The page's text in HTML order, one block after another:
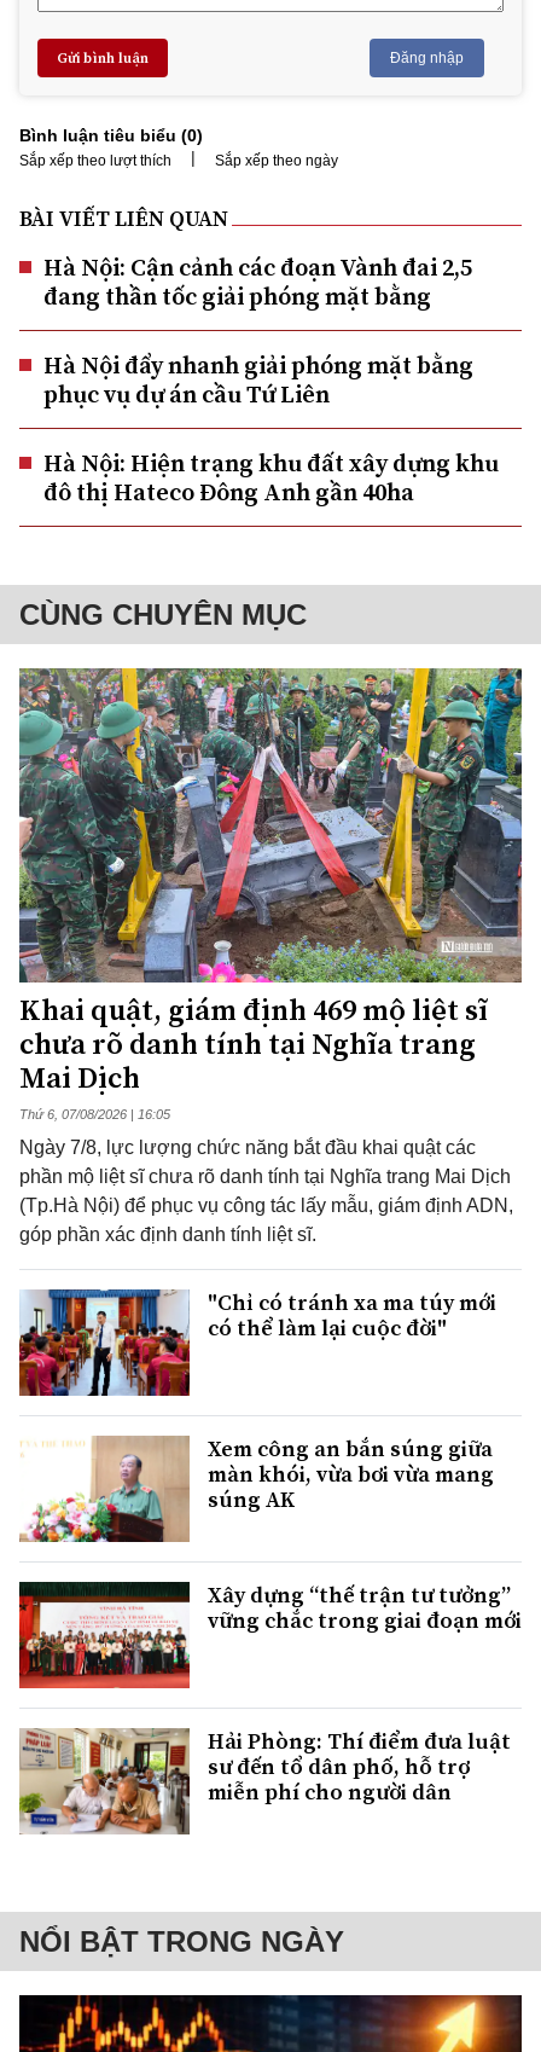
Gửi bình luận Đăng nhập
Bình luận tiêu biểu (0)
Sắp xếp theo lượt thích | Sắp xếp theo ngày
BÀI VIẾT LIÊN QUAN
Hà Nội: Cận cảnh các đoạn Vành đai 2,5
đang thần tốc giải phóng mặt bằng
Hà Nội đẩy nhanh giải phóng mặt bằng
phục vụ dự án cầu Tứ Liên
Hà Nội: Hiện trạng khu đất xây dựng khu
đô thị Hateco Đông Anh gần 40ha
CÙNG CHUYÊN MỤC
Khai quật, giám định 469 mộ liệt sĩ
chưa rõ danh tính tại Nghĩa trang
Mai Dịch
Thứ 6, 07/08/2026 | 16:05
Ngày 7/8, lực lượng chức năng bắt đầu khai quật các
phần mộ liệt sĩ chưa rõ danh tính tại Nghĩa trang Mai Dịch
(Tp.Hà Nội) để phục vụ công tác lấy mẫu, giám định ADN,
góp phần xác định danh tính liệt sĩ.
"Chỉ có tránh xa ma túy mới
có thể làm lại cuộc đời"
Xem công an bắn súng giữa
màn khói, vừa bơi vừa mang
súng AK
Xây dựng “thế trận tư tưởng”
vững chắc trong giai đoạn mới
Hải Phòng: Thí điểm đưa luật
sư đến tổ dân phố, hỗ trợ
miễn phí cho người dân
NỔI BẬT TRONG NGÀY